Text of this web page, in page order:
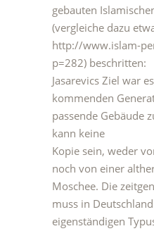
gebauten
(vergleiche dazu
http://www.islam-
p=282) beschritten:
Jasarevics Ziel war
kommenden
passende Gebäude
kann keine
Kopie sein, weder
noch von einer
Moschee. Die
muss in
eigenständigen